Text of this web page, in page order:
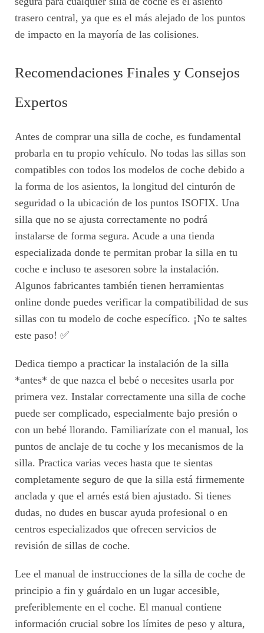
trasero central, ya que es el más alejado de los puntos
de impacto en la mayoría de las colisiones.
Recomendaciones Finales y Consejos
Expertos
Antes de comprar una silla de coche, es fundamental
probarla en tu propio vehículo. No todas las sillas son
compatibles con todos los modelos de coche debido a
la forma de los asientos, la longitud del cinturón de
seguridad o la ubicación de los puntos ISOFIX. Una
silla que no se ajusta correctamente no podrá
instalarse de forma segura. Acude a una tienda
especializada donde te permitan probar la silla en tu
coche e incluso te asesoren sobre la instalación.
Algunos fabricantes también tienen herramientas
online donde puedes verificar la compatibilidad de sus
sillas con tu modelo de coche específico. ¡No te saltes
este paso! ✅
Dedica tiempo a practicar la instalación de la silla
*antes* de que nazca el bebé o necesites usarla por
primera vez. Instalar correctamente una silla de coche
puede ser complicado, especialmente bajo presión o
con un bebé llorando. Familiarízate con el manual, los
puntos de anclaje de tu coche y los mecanismos de la
silla. Practica varias veces hasta que te sientas
completamente seguro de que la silla está firmemente
anclada y que el arnés está bien ajustado. Si tienes
dudas, no dudes en buscar ayuda profesional o en
centros especializados que ofrecen servicios de
revisión de sillas de coche.
Lee el manual de instrucciones de la silla de coche de
principio a fin y guárdalo en un lugar accesible,
preferiblemente en el coche. El manual contiene
información crucial sobre los límites de peso y altura,